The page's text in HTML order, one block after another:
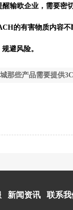
醒输欧企业，需要密
的有害物质内容
避风险。
那些产品需要提供
新闻资讯 联系我